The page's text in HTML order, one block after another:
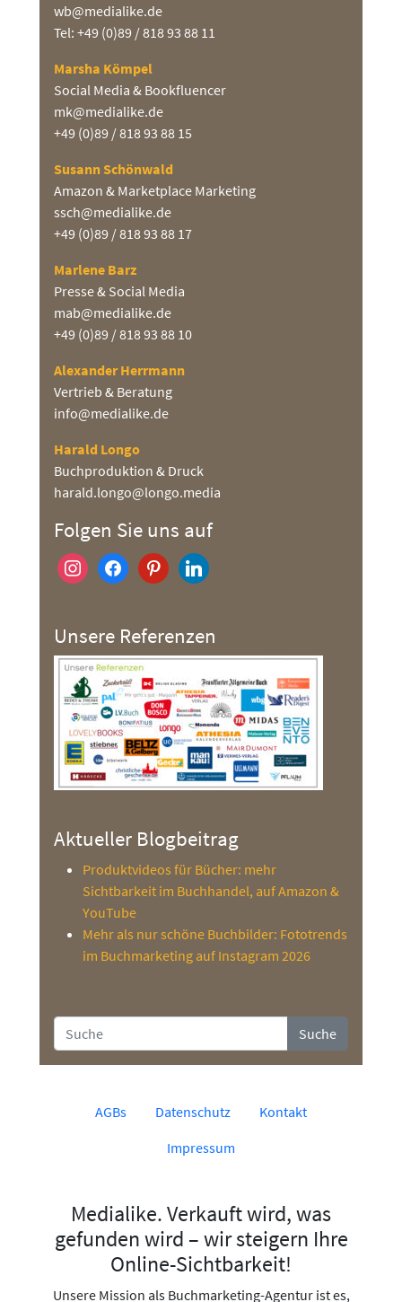
wb@medialike.de
Tel: +49 (0)89 / 818 93 88 11
Marsha Kömpel
Social Media & Bookfluencer
mk@medialike.de
+49 (0)89 / 818 93 88 15
Susann Schönwald
Amazon & Marketplace Marketing
ssch@medialike.de
+49 (0)89 / 818 93 88 17
Marlene Barz
Presse & Social Media
mab@medialike.de
+49 (0)89 / 818 93 88 10
Alexander Herrmann
Vertrieb & Beratung
info@medialike.de
Harald Longo
Buchproduktion & Druck
harald.longo@longo.media
Folgen Sie uns auf
instagramfacebookpinterestlinkedin
Unsere Referenzen
Aktueller Blogbeitrag
Produktvideos für Bücher: mehr
Sichtbarkeit im Buchhandel, auf Amazon &
YouTube
Mehr als nur schöne Buchbilder: Fototrends
im Buchmarketing auf Instagram 2026
Suche
AGBs Datenschutz
Kontakt
Impressum
Medialike. Verkauft wird, was
gefunden wird – wir steigern Ihre
Online-Sichtbarkeit!
Unsere Mission als Buchmarketing-Agentur ist es,